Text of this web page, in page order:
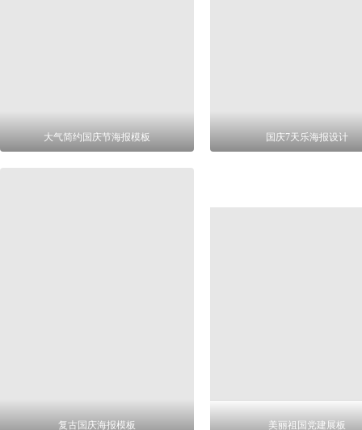
大气简约国庆节海报模板 国庆7天乐海报设计
复古国庆海报模板 美丽祖国党建展板